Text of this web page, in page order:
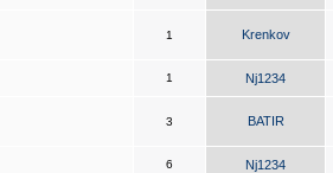
1 Krenkov
1 Nj1234
3 BATIR
6 Nj1234